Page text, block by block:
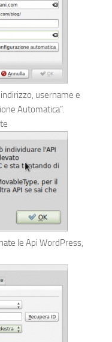
username e
Automatica”.
le Api WordPress,